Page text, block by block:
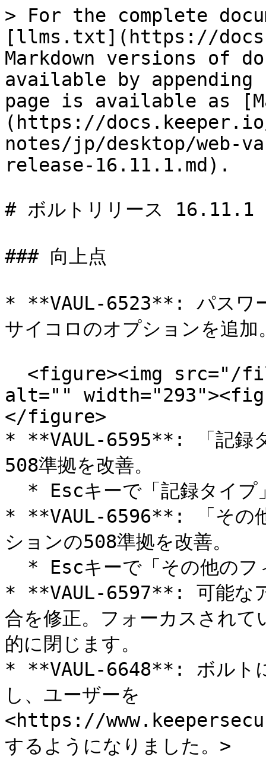
> For the complete
[llms.txt](https://
Markdown versions of
available by
page is available as
(https://
notes/jp/desktop/web-
release-16.11.1.md).
# ボルトリリース 16.11.1
### 向上点
* **VAUL-6523**: パスワー
サイコロのオプションを追加
alt=""
</figure>
* **VAUL-6595**: 「記録タ
508準拠を改善。
* **VAUL-6596**: 「その他
ションの508準拠を改善。
* **VAUL-6597**: 可能な
合を修正。フォーカスされ
的に閉じます。
* **VAUL-6648**: ボルトに
し、ユーザーを
<https://
するようになりました。>